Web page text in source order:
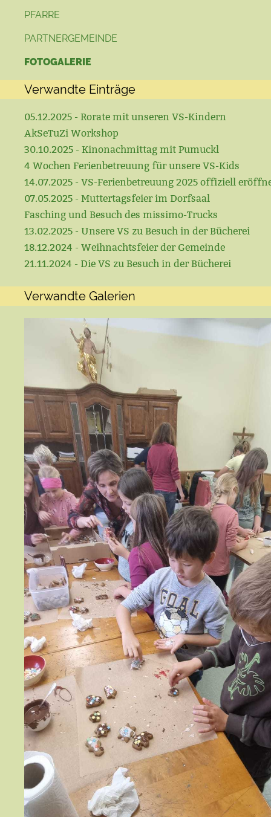
PFARRE
PARTNERGEMEINDE
FOTOGALERIE
Verwandte Einträge
05.12.2025 - Rorate mit unseren VS-Kindern
AkSeTuZi Workshop
30.10.2025 - Kinonachmittag mit Pumuckl
4 Wochen Ferienbetreuung für unsere VS-Kids
14.07.2025 - VS-Ferienbetreuung 2025 offiziell
07.05.2025 - Muttertagsfeier im Dorfsaal
Fasching und Besuch des missimo-Trucks
13.02.2025 - Unsere VS zu Besuch in der Bücherei
18.12.2024 - Weihnachtsfeier der Gemeinde
21.11.2024 - Die VS zu Besuch in der Bücherei
Verwandte Galerien